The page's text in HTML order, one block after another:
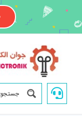
content